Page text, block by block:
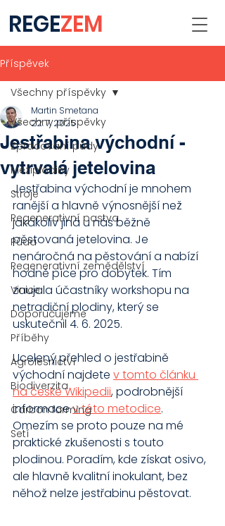
REGEZEM
Příspěvek
Všechny příspěvky
Zpracování půdy
Meziplodiny
Stroje
Regenerativní pastva
Půda
Regenerativní zemědělství
Vinice
Doporučujeme
Příběhy
Agrolesnictví
Biodiverzita
Carbon farming
Setí
Všechny příspěvky
Jestřabina východní -
vytrvalá jetelovina
Martin Smetana
22. 7. 2025
Jestřabina východní je mnohem
ranější a hlavně výnosnější než
jakákoliv jiná u nás běžně
pěstovaná jetelovina. Je
nenáročná na pěstování a nabízí
hodně píce pro dobytek. Tím
zaujala účastníky workshopu na
netradiční plodiny, který se
uskutečnil 4. 6. 2025.
Ucelený přehled o jestřabině
východní najdete v tomto článku
na české Wikipedii, podrobnější
informace v této metodice.
Omezím se proto pouze na mé
praktické zkušenosti s touto
plodinou. Poradím, kde získat osivo,
ale hlavně kvalitní inokulant, bez
něhož nelze jestřabinu pěstovat.